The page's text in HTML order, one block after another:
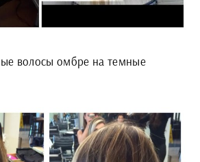
волосы омбре на темные